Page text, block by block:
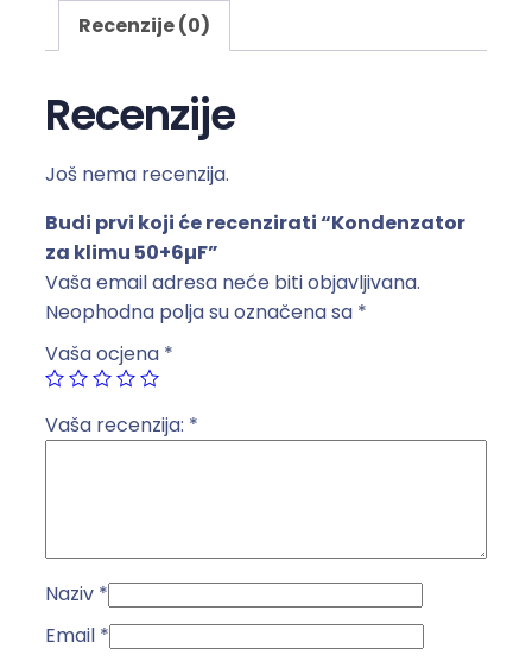
z
a
o
r
z
a
k
m
u
F
k
Recenzije (0)
Recenzije
Još nema recenzija.
Budi prvi koji će recenzirati “Kondenzator
za klimu 50+6µF”
Vaša email adresa neće biti objavljivana.
Neophodna polja su označena sa *
Vaša ocjena *
Vaša recenzija: *
Naziv *
Email *